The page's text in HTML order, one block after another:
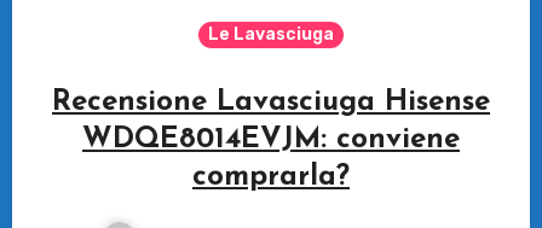
Le Lavasciuga
Recensione Lavasciuga Hisense
WDQE8014EVJM: conviene
comprarla?